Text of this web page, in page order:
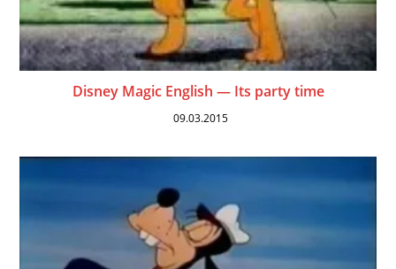
Disney Magic English — Its party time
09.03.2015